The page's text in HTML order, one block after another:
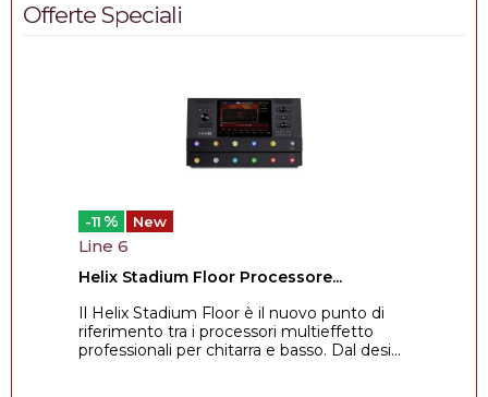
Offerte Speciali
-11 % New
Line 6
Helix Stadium Floor Processore...
Il Helix Stadium Floor è il nuovo punto di
riferimento tra i processori multieffetto
professionali per chitarra e basso. Dal desi...